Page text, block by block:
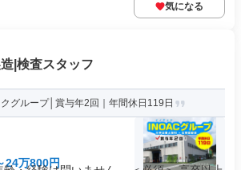
気になる
|検査スタッフ
グループ│賞与年2回｜年間休日119日
24万800円